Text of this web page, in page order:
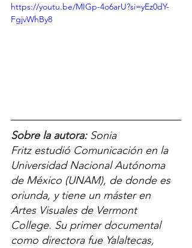
https://youtu.be/MIGp-4o6arU?si=yEz0dY-
FgjvWhBy8
Sobre la autora: Sonia
Fritz estudió Comunicación en la
Universidad Nacional Autónoma
de México (UNAM), de donde es
oriunda, y tiene un máster en
Artes Visuales de Vermont
College. Su primer documental
como directora fue Yalaltecas,